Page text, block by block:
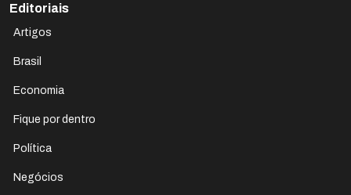
Editoriais
Artigos
Brasil
Economia
Fique por dentro
Política
Negócios